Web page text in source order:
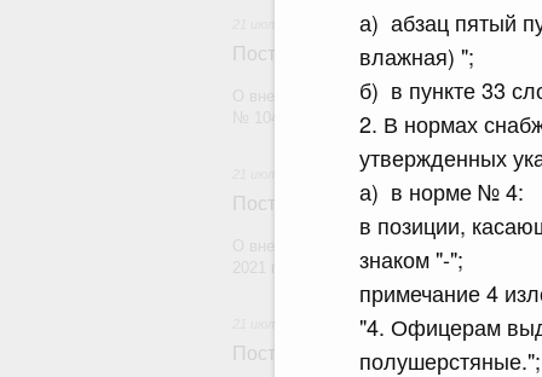
а) абзац пятый
влажная) ";
б) в пункте 33
2. В нормах
утвержденных
а) в норме № 4:
в позиции,
знаком "-";
примечание 4
"4. Офицерам
полушерстяные.";
Постановление Правительства
О внесении изменений в постановление
Постановление Правительства
Постановление Правительства